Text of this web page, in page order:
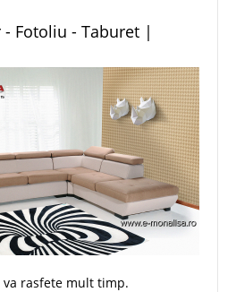
- Fotoliu - Taburet |
rasfete mult timp.